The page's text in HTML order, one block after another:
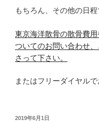
もちろん、その他の日程
東京海洋散骨の散骨費
ついてのお問い合わせ
さって下さい。
またはフリーダイヤル
投
2019年6月1日